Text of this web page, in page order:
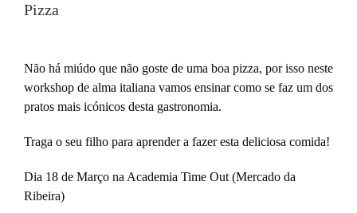
Pizza
Não há miúdo que não goste de uma boa pizza, por isso neste
workshop de alma italiana vamos ensinar como se faz um dos
pratos mais icónicos desta gastronomia.
Traga o seu filho para aprender a fazer esta deliciosa comida!
Dia 18 de Março na Academia Time Out (Mercado da
Ribeira)